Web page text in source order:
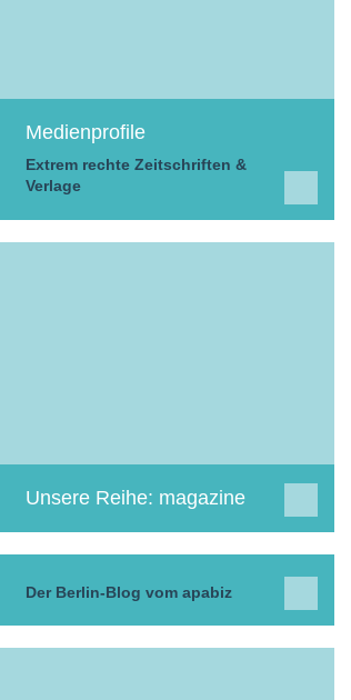
Medienprofile
Extrem rechte Zeitschriften &
Verlage
Unsere Reihe: magazine
Der Berlin-Blog vom apabiz